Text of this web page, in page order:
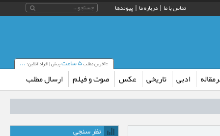
تماس با ما درباره ما پیوندها
::آخرین مطلب۵ ساعت پیش | افراد آنلاین:...
ادبی تاریخی عکس صوت و فیلم ارسال مطلب
نظر سنجی